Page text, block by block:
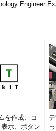
Engineer
を作成、コ
示、ボタン